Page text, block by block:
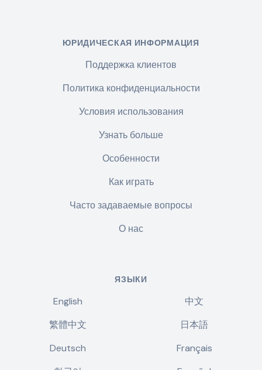
ЮРИДИЧЕСКАЯ ИНФОРМАЦИЯ
Поддержка клиентов
Политика конфиденциальности
Условия использования
Узнать больше
Особенности
Как играть
Часто задаваемые вопросы
О нас
ЯЗЫКИ
English
中文
繁體中文
日本語
Deutsch
Français